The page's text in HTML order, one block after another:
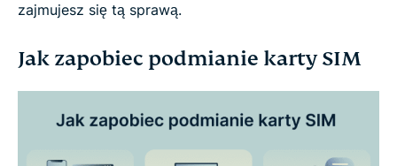
zajmujesz się tą sprawą.
Jak zapobiec podmianie karty SIM